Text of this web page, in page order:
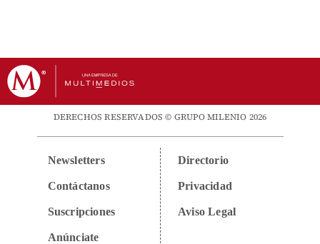
DERECHOS RESERVADOS © GRUPO MILENIO 2026
Newsletters
Contáctanos
Suscripciones
Anúnciate
Directorio
Privacidad
Aviso Legal